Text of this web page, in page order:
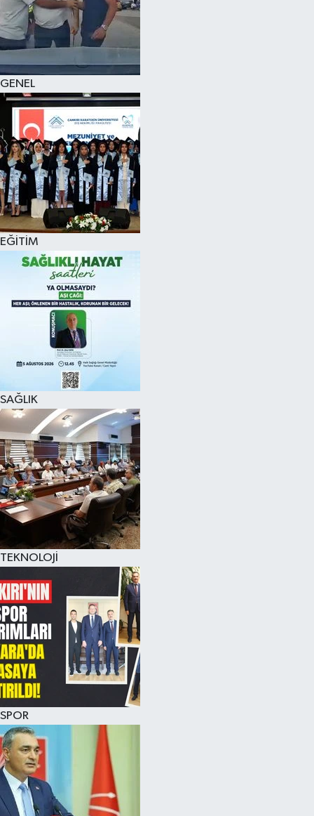
GENEL
EĞİTİM
SAĞLIK
TEKNOLOJİ
SPOR
KÜLTÜR SANAT
SAĞLIK
SİYASET
SPOR
TEKNOLOJİ
VİZYONDAKİLER
YAŞAM